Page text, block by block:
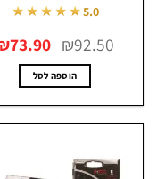
★★★★★
₪92.50 המקורי
היה:
₪92.50.
₪73.90 הנוכחי
הוא:
₪73.90.
הוספה לסל